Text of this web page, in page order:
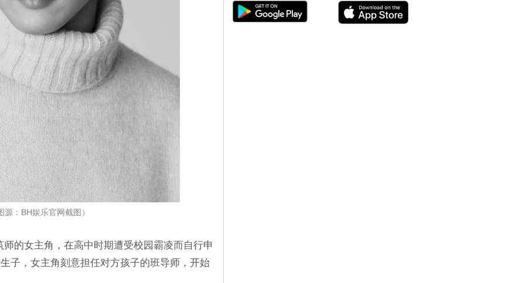
源：BH娱乐官网截图）
的女主角，在高中时期遭受校园霸凌而自行申
子，女主角刻意担任对方孩子的班导师，开始